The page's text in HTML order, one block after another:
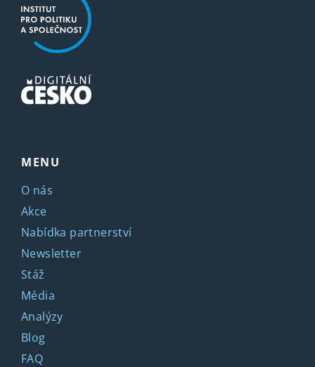
MENU
O nás
Akce
Nabídka partnerství
Newsletter
Stáž
Média
Analýzy
Blog
FAQ